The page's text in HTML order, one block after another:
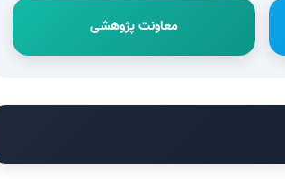
معاونت پژوهشی